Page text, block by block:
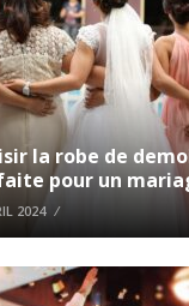
la robe de
pour un
2024